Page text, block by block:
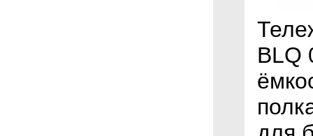
BLQ